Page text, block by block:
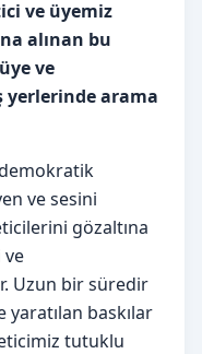
ve üyemiz
alınan bu
ve
yerlerinde arama
ve sesini
gözaltına
ve
Uzun bir süredir
baskılar
tutuklu